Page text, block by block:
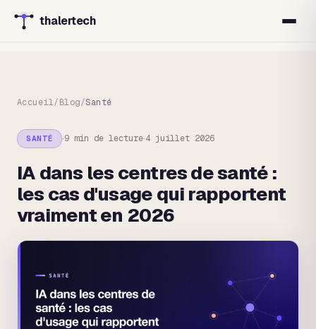
thalertech
Accueil/Blog/Santé
SANTÉ ·9 min de lecture·4 juillet 2026
IA dans les centres de santé :
les cas d'usage qui rapportent
vraiment en 2026